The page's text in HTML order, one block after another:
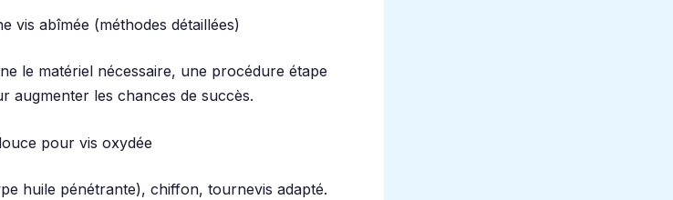
vis abîmée (méthodes détaillées)
le matériel nécessaire, une procédure étape
augmenter les chances de succès.
pour vis oxydée
huile pénétrante), chiffon, tournevis adapté.